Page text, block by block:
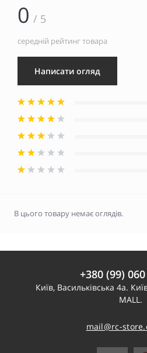
0 / 5
середній рейтинг товара
Написати огляд
В цього товару немає оглядів.
+380 (99)
Київ, Васильківська 4а.
MALL.
mail@rc-